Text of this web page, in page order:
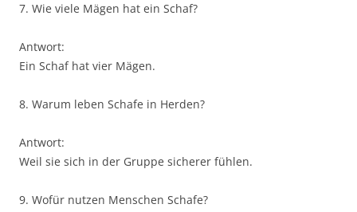
7. Wie viele Mägen hat ein Schaf?
Antwort:
Ein Schaf hat vier Mägen.
8. Warum leben Schafe in Herden?
Antwort:
Weil sie sich in der Gruppe sicherer fühlen.
9. Wofür nutzen Menschen Schafe?